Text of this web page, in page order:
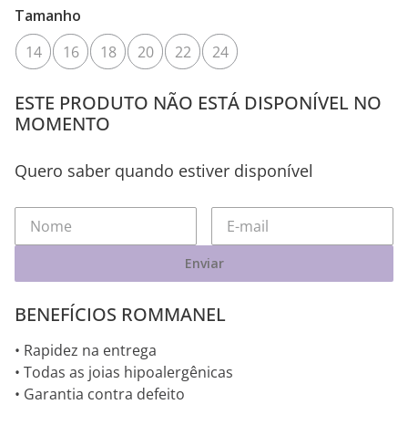
Tamanho
14
16 18 20 22 24
ESTE PRODUTO NÃO ESTÁ DISPONÍVEL NO
MOMENTO
Quero saber quando estiver disponível
Enviar
BENEFÍCIOS ROMMANEL
• Rapidez na entrega
• Todas as joias hipoalergênicas
• Garantia contra defeito